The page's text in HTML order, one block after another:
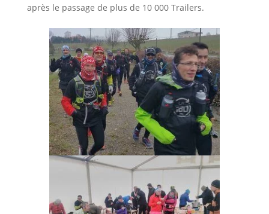
après le passage de plus de 10 000 Trailers.